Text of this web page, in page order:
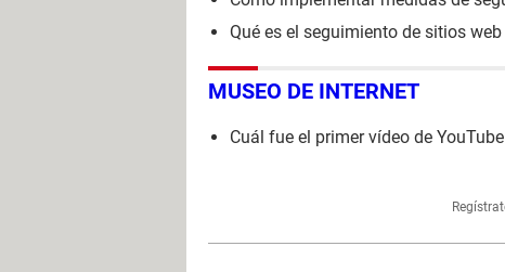
Qué es el seguimiento de sitios web
MUSEO DE INTERNET
Cuál fue el primer vídeo de